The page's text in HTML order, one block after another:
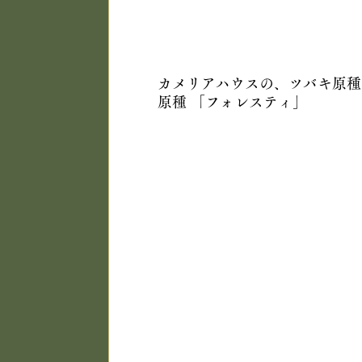
カメリアハウスの、ツバキ原
原種 「フォレスティ」